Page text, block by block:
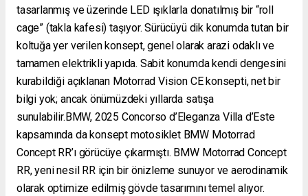
tasarlanmış ve üzerinde LED ışıklarla donatılmış bir “roll
cage” (takla kafesi) taşıyor. Sürücüyü dik konumda tutan bir
koltuğa yer verilen konsept, genel olarak arazi odaklı ve
tamamen elektrikli yapıda. Sabit konumda kendi dengesini
kurabildiği açıklanan Motorrad Vision CE konsepti, net bir
bilgi yok; ancak önümüzdeki yıllarda satışa
sunulabilir.BMW, 2025 Concorso d’Eleganza Villa d’Este
kapsamında da konsept motosiklet BMW Motorrad
Concept RR’ı görücüye çıkarmıştı. BMW Motorrad Concept
RR, yeni nesil RR için bir önizleme sunuyor ve aerodinamik
olarak optimize edilmiş gövde tasarımını temel alıyor.